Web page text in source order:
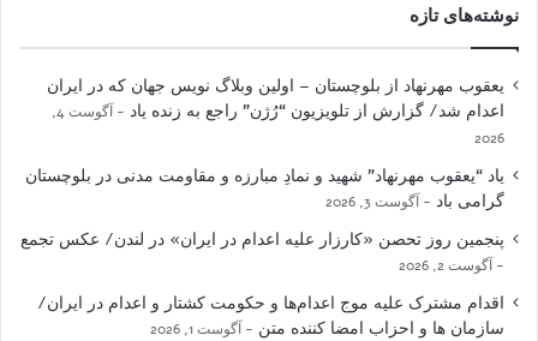
نوشته‌های تازه
یعقوب مهرنهاد از بلوچستان – اولین وبلاگ نویس جهان که در ایران
اعدام شد/ گزارش از تلویزیون “رُژن” راجع به زنده یاد
آگوست 4,
2026
یاد “یعقوب مهرنهاد” شهید و نمادِ مبارزه و مقاومت مدنی در بلوچستان
گرامی باد
آگوست 3, 2026
پنجمین روز تحصن «کارزار علیه اعدام در ایران» در لندن/ عکس تجمع
آگوست 2, 2026
اقدام مشترک علیه موج اعدام‌ها و حکومت کشتار و اعدام در ایران/
سازمان ها و احزاب امضا کننده متن
آگوست 1, 2026